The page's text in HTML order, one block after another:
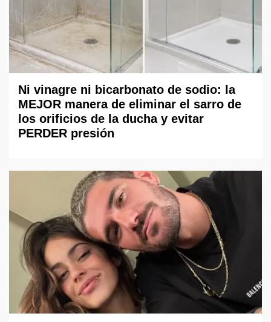
Ni vinagre ni bicarbonato de sodio: la
MEJOR manera de eliminar el sarro de
los orificios de la ducha y evitar
PERDER presión